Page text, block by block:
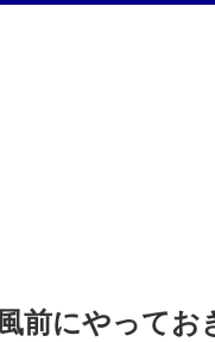
前にやってお